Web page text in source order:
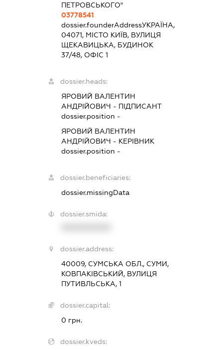
ПЕТРОВСЬКОГО"
03778541
dossier.founderAddressУКРАЇНА,
04071, МІСТО КИЇВ, ВУЛИЦЯ
ЩЕКАВИЦЬКА, БУДИНОК
37/48, ОФІС 1
dossier.heads:
ЯРОВИЙ ВАЛЕНТИН
АНДРІЙОВИЧ - ПІДПИСАНТ
dossier.position -
ЯРОВИЙ ВАЛЕНТИН
АНДРІЙОВИЧ - КЕРІВНИК
dossier.position -
dossier.beneficiaries:
dossier.missingData
dossier.smida:
dossier.address:
40009, СУМСЬКА ОБЛ., СУМИ,
КОВПАКІВСЬКИЙ, ВУЛИЦЯ
ПУТИВЛЬСЬКА, 1
dossier.capital:
0 грн.
dossier.kveds: